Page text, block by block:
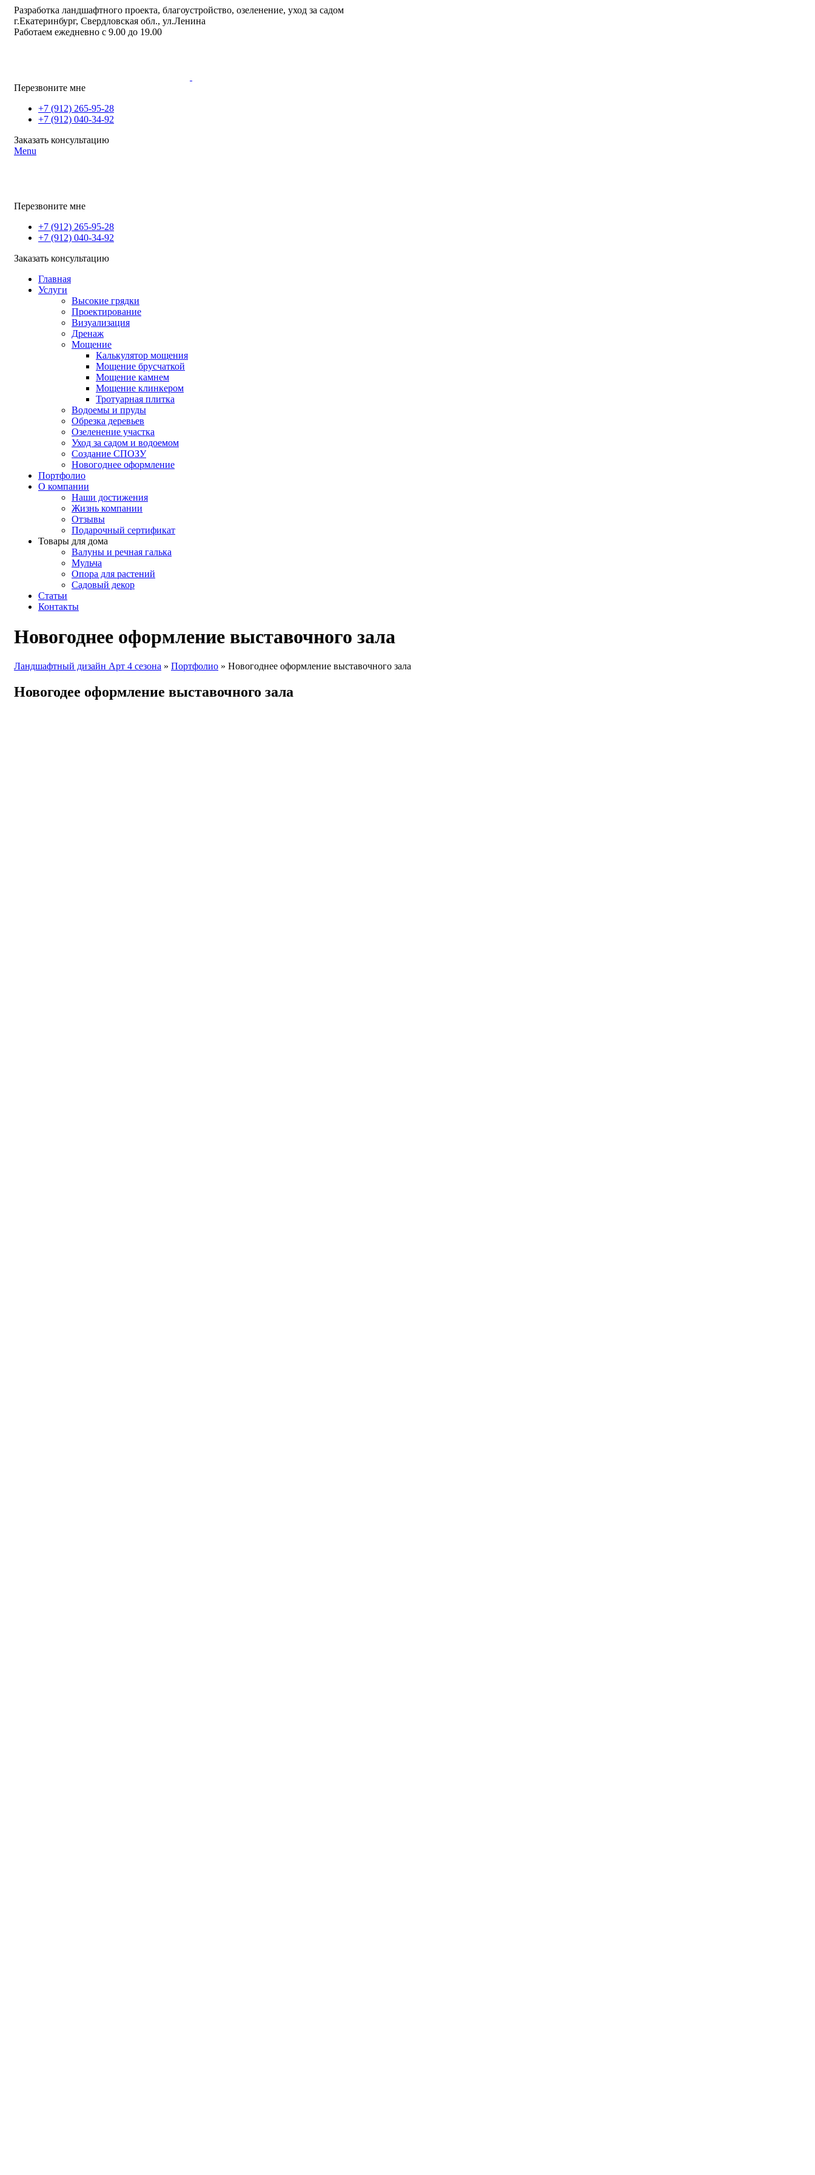
Разработка ландшафтного проекта, благоустройство, озеленение, уход за садом
г.Екатеринбург, Свердловская обл., ул.Ленина
Работаем ежедневно с 9.00 до 19.00
Перезвоните мне
+7 (912) 265-95-28
+7 (912) 040-34-92
Заказать консультацию
Menu
Перезвоните мне
+7 (912) 265-95-28
+7 (912) 040-34-92
Заказать консультацию
Главная
Услуги
Высокие грядки
Проектирование
Визуализация
Дренаж
Мощение
Калькулятор мощения
Мощение брусчаткой
Мощение камнем
Мощение клинкером
Тротуарная плитка
Водоемы и пруды
Обрезка деревьев
Озеленение участка
Уход за садом и водоемом
Создание СПОЗУ
Новогоднее оформление
Портфолио
О компании
Наши достижения
Жизнь компании
Отзывы
Подарочный сертификат
Товары для дома
Валуны и речная галька
Мульча
Опора для растений
Садовый декор
Статьи
Контакты
Новогоднее оформление выставочного зала
Ландшафтный дизайн Арт 4 сезона » Портфолио » Новогоднее оформление выставочного зала
Новогодее оформление выставочного зала